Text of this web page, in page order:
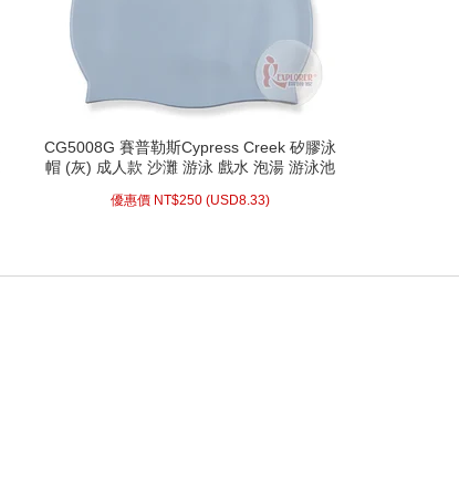
CG5008G 賽普勒斯Cypress Creek 矽膠泳
帽 (灰) 成人款 沙灘 游泳 戲水 泡湯 游泳池
優惠價 NT$250 (USD8.33)